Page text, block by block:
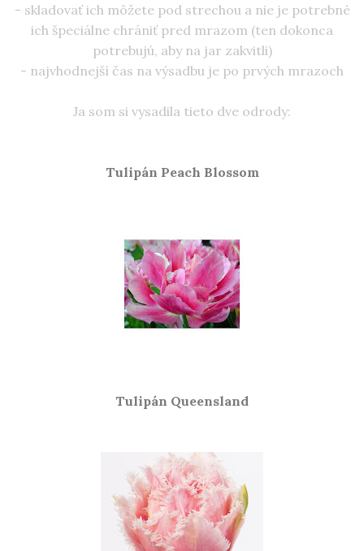
- skladovať ich môžete pod strechou a nie je potrebné
ich špeciálne chrániť pred mrazom (ten dokonca
potrebujú, aby na jar zakvitli)
- najvhodnejší čas na výsadbu je po prvých mrazoch
Ja som si vysadila tieto dve odrody:
Tulipán Peach Blossom
Tulipán Queensland